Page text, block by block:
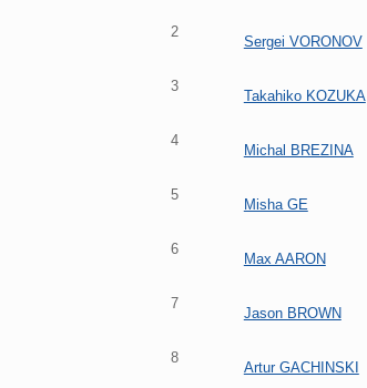
2
Sergei VORONOV
3
Takahiko KOZUKA
4
Michal BREZINA
5
Misha GE
6
Max AARON
7
Jason BROWN
8
Artur GACHINSKI